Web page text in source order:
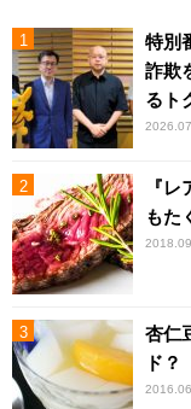
特別
詐欺
るト
『
もた
杏仁
ド？